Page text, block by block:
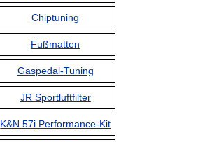
Chiptuning
Fußmatten
Gaspedal-Tuning
JR Sportluftfilter
K&N 57i Performance-Kit